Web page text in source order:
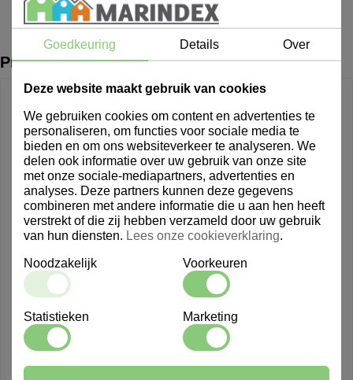
Producten uit dezelfde lijn
Goedkeuring Details Over
Deze website maakt gebruik van cookies
We gebruiken cookies om content en advertenties te
personaliseren, om functies voor sociale media te
bieden en om ons websiteverkeer te analyseren. We
delen ook informatie over uw gebruik van onze site
met onze sociale-mediapartners, advertenties en
analyses. Deze partners kunnen deze gegevens
combineren met andere informatie die u aan hen heeft
verstrekt of die zij hebben verzameld door uw gebruik
van hun diensten. Lees onze cookieverklaring.
Noodzakelijk Voorkeuren
Statistieken Marketing